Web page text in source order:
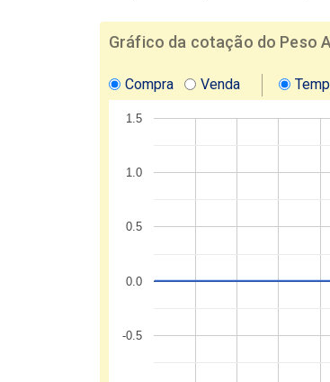
Gráfico da cotação do Peso
Compra Venda
-0.5
0.0
0.5
1.0
1.5